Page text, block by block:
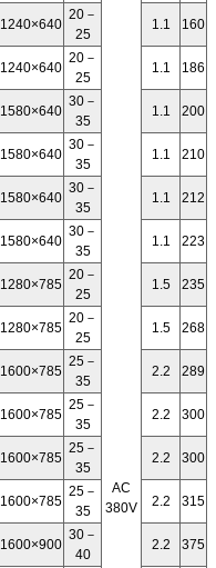
AC
380V
1240×640
20－
25
1.1 160
1240×640
20－
25
1.1 186
1580×640
30－
35
1.1 200
1580×640
30－
35
1.1 210
1580×640
30－
35
1.1 212
1580×640
30－
35
1.1 223
1280×785
20－
25
1.5 235
1280×785
20－
25
1.5 268
1600×785
25－
35
2.2 289
1600×785
25－
35
2.2 300
1600×785
25－
35
2.2 300
1600×785
25－
35
2.2 315
1600×900
30－
40
2.2 375